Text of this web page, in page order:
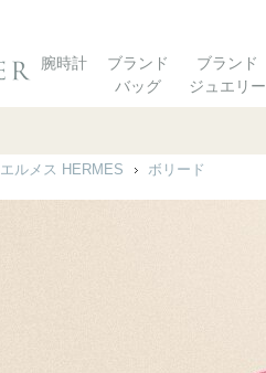
腕時計
ブランド
バッグ
ブランド
ジュエリー
エルメス HERMES ボリード